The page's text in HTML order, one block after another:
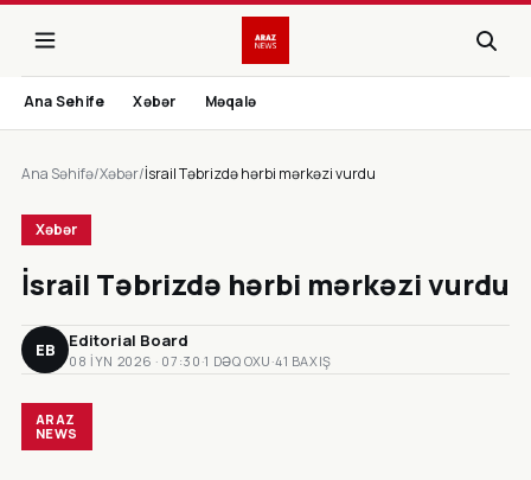
Ana Sehife Xəbər Məqalə
Ana Səhifə/Xəbər/İsrail Təbrizdə hərbi mərkəzi vurdu
Xəbər
İsrail Təbrizdə hərbi mərkəzi vurdu
EB Editorial Board
08 IYN 2026 · 07:30 ·1 DƏQ OXU ·41 BAXIŞ
ARAZ
NEWS